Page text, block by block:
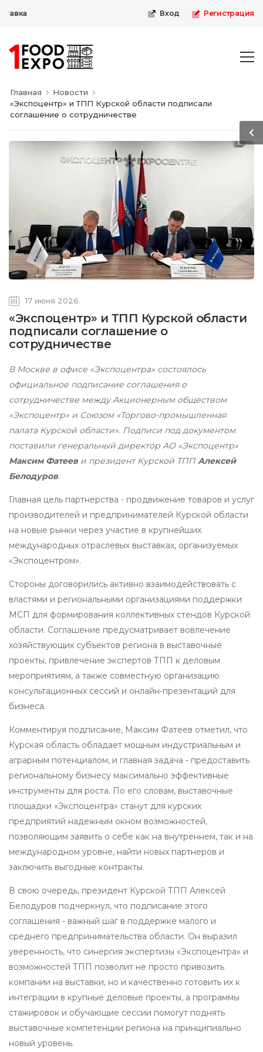
Вход Регистрация
Главная
Новости
«Экспоцентр» и ТПП Курской области подписали
соглашение о сотрудничестве
17 июня 2026
«Экспоцентр» и ТПП Курской области
подписали соглашение о
сотрудничестве
В Москве в офисе «Экспоцентра» состоялось
официальное подписание соглашения о
сотрудничестве между Акционерным обществом
«Экспоцентр» и Союзом «Торгово-промышленная
палата Курской области». Подписи под документом
поставили генеральный директор АО «Экспоцентр»
Максим Фатееви президент Курской ТПП Алексей
Белодуров.
Главная цель партнерства - продвижение товаров и услуг
производителей и предпринимателей Курской области
на новые рынки через участие в крупнейших
международных отраслевых выставках, организуемых
«Экспоцентром».
Стороны договорились активно взаимодействовать с
властями и региональными организациями поддержки
МСП для формирования коллективных стендов Курской
области. Соглашение предусматривает вовлечение
хозяйствующих субъектов региона в выставочные
проекты, привлечение экспертов ТПП к деловым
мероприятиям, а также совместную организацию
консультационных сессий и онлайн-презентаций для
бизнеса.
Комментируя подписание, Максим Фатеев отметил, что
Курская область обладает мощным индустриальным и
аграрным потенциалом, и главная задача - предоставить
региональному бизнесу максимально эффективные
инструменты для роста. По его словам, выставочные
площадки «Экспоцентра» станут для курских
предприятий надежным окном возможностей,
позволяющим заявить о себе как на внутреннем, так и на
международном уровне, найти новых партнеров и
заключить выгодные контракты.
В свою очередь, президент Курской ТПП Алексей
Белодуров подчеркнул, что подписание этого
соглашения - важный шаг в поддержке малого и
среднего предпринимательства области. Он выразил
уверенность, что синергия экспертизы «Экспоцентра» и
возможностей ТПП позволит не просто привозить
компании на выставки, но и качественно готовить их к
интеграции в крупные деловые проекты, а программы
стажировок и обучающие сессии помогут поднять
выставочные компетенции региона на принципиально
новый уровень.